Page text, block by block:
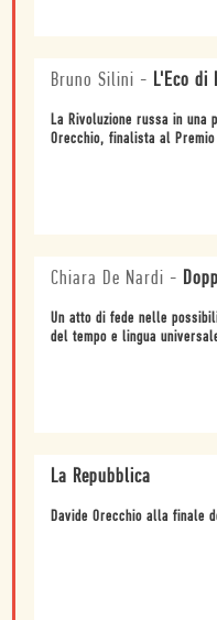
Bruno Silini - L'Eco di
La Rivoluzione russa in
Orecchio, finalista al Premio
Chiara De Nardi -
Un atto di fede nelle
del tempo e lingua
La Repubblica
Davide Orecchio alla finale